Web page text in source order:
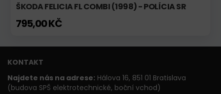
ŠKODA FELICIA FL COMBI (1998) - POLÍCIA SR
795,00 KČ
KONTAKT
Najdete nás na adrese: Hálova 16, 851 01 Bratislava
(budova SPŠ elektrotechnické, boční vchod)